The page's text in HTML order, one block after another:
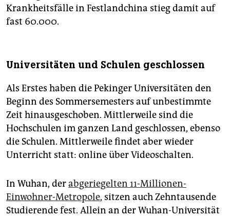
Krankheitsfälle in Festlandchina stieg damit auf
fast 60.000.
Universitäten und Schulen geschlossen
Als Erstes haben die Pekinger Universitäten den
Beginn des Sommersemesters auf unbestimmte
Zeit hinausgeschoben. Mittlerweile sind die
Hochschulen im ganzen Land geschlossen, ebenso
die Schulen. Mittlerweile findet aber wieder
Unterricht statt: online über Videoschalten.
In Wuhan, derabgeriegelten 11-Millionen-
Einwohner-Metropole, sitzen auch Zehntausende
Studierende fest. Allein an der Wuhan-Universität